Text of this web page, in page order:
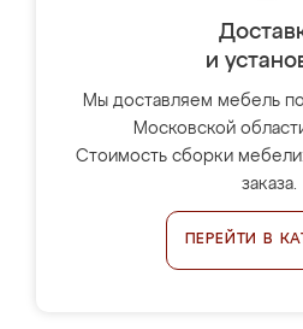
и
Мы доставляем мебель
Московской
Стоимость сборки
заказа.
ПЕРЕЙТИ В